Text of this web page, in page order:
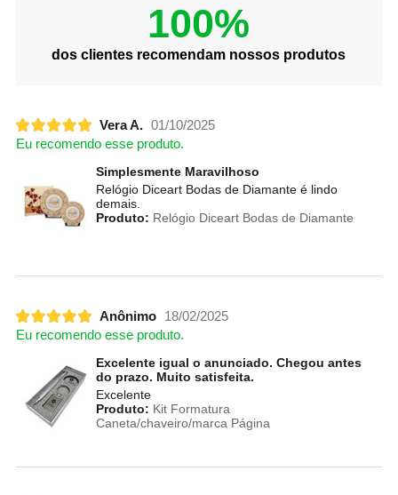
100%
dos clientes recomendam nossos produtos
Vera A. 01/10/2025
Eu recomendo esse produto.
Simplesmente Maravilhoso
Relógio Diceart Bodas de Diamante é lindo
demais.
Produto: Relógio Diceart Bodas de Diamante
Anônimo
18/02/2025
Eu recomendo esse produto.
Excelente igual o anunciado. Chegou antes
do prazo. Muito satisfeita.
Excelente
Produto: Kit Formatura
Caneta/chaveiro/marca Página